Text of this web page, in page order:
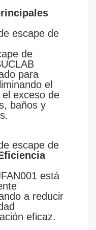
escape de
de
para
el
exceso de
baños y
escape de
está
a reducir
eficaz.